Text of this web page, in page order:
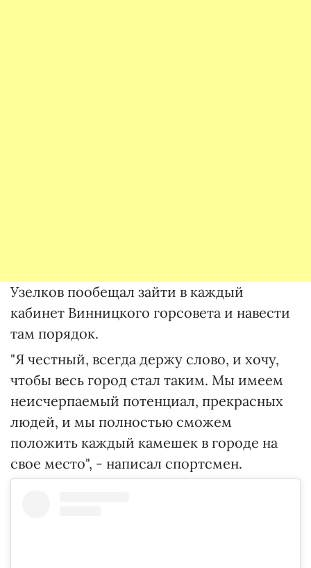
Узелков пообещал зайти в каждый
кабинет Винницкого горсовета и навести
там порядок.
"Я честный, всегда держу слово, и хочу,
чтобы весь город стал таким. Мы имеем
неисчерпаемый потенциал, прекрасных
людей, и мы полностью сможем
положить каждый камешек в городе на
свое место", - написал спортсмен.